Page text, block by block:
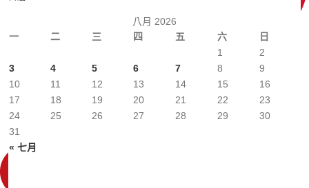
八月 2026
一
二 三 四 五 六 日
« 七月
1
2
3
4 5 6 7 8
9
10
11 12 13 14 15
16
17
18 19 20 21 22
23
24
25 26 27 28 29
30
31